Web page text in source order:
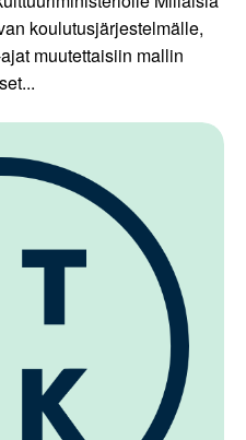
koulutusjärjestelmälle,
muutettaisiin mallin